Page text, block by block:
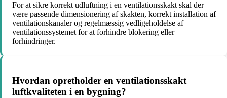
For at sikre korrekt udluftning i en ventilationsskakt skal der
være passende dimensionering af skakten, korrekt installation af
ventilationskanaler og regelmæssig vedligeholdelse af
ventilationssystemet for at forhindre blokering eller
forhindringer.
Hvordan opretholder en ventilationsskakt
luftkvaliteten i en bygning?